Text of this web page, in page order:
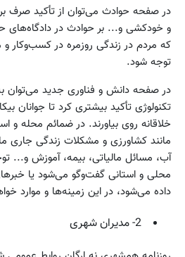
در صفحه حوادث می‌توان از تأکید صرف
و خودکشی و... بر حوادث در دادگاه‌های
که مردم در زندگی روزمره در کسب‌وکار
توجه شود.
در صفحه دانش و فناوری جدید می‌توان
تکنولوژی تأکید بیشتری کرد تا جوانان
خلاقانه روی بیاورند. در ضمائم محله و
مانند کشاورزی و مشکلات زندگی جاری
آب، مسائل مالیاتی، بیمه، آموزش و...
محلی و استانی گفت‌وگو می‌شود یا
داده می‌شود، در این زمینه‌ها و موارد
2- مدیران شهری